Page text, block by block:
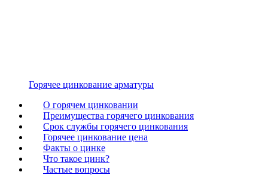
Горячее цинкование арматуры
О горячем цинковании
Преимущества горячего цинкования
Срок службы горячего цинкования
Горячее цинкование цена
Факты о цинке
Что такое цинк?
Частые вопросы